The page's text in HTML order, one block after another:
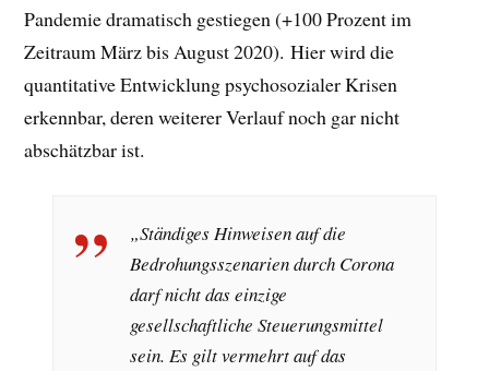
Pandemie dramatisch gestiegen (+100 Prozent im
Zeitraum März bis August 2020). Hier wird die
quantitative Entwicklung psychosozialer Krisen
erkennbar, deren weiterer Verlauf noch gar nicht
abschätzbar ist.
„Ständiges Hinweisen auf die
Bedrohungsszenarien durch Corona
darf nicht das einzige
gesellschaftliche Steuerungsmittel
sein. Es gilt vermehrt auf das